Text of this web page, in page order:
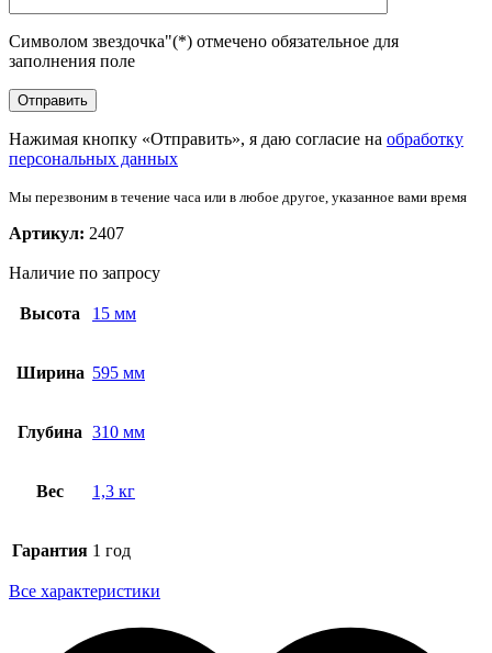
Символом звездочка"(*) отмечено обязательное для
заполнения поле
Нажимая кнопку «Отправить», я даю согласие на обработку
персональных данных
Мы перезвоним в течение часа или в любое другое, указанное вами время
Артикул: 2407
Наличие по запросу
Высота 15 мм
Ширина 595 мм
Глубина 310 мм
Вес 1,3 кг
Гарантия 1 год
Все характеристики